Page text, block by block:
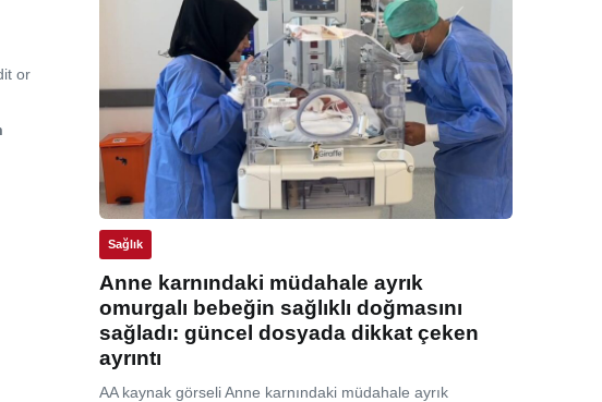
or
Sağlık
Anne karnındaki müdahale ayrık
omurgalı bebeğin sağlıklı doğmasını
sağladı: güncel dosyada dikkat çeken
ayrıntı
AA kaynak görseli Anne karnındaki müdahale ayrık